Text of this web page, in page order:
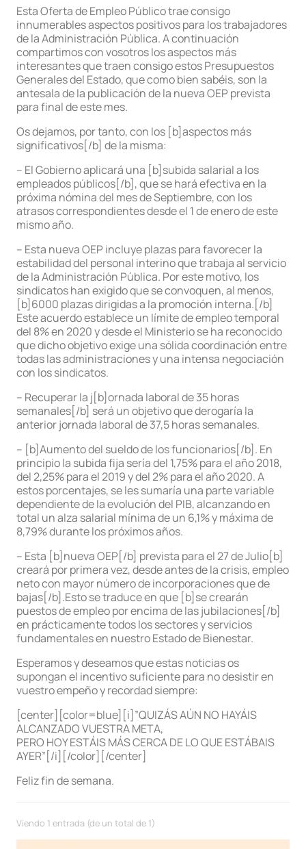
Esta Oferta de Empleo Público trae consigo
innumerables aspectos positivos para los trabajadores
de la Administración Pública. A continuación
compartimos con vosotros los aspectos más
interesantes que traen consigo estos Presupuestos
Generales del Estado, que como bien sabéis, son la
antesala de la publicación de la nueva OEP prevista
para final de este mes.
Os dejamos, por tanto, con los [b]aspectos más
significativos[/b] de la misma:
– El Gobierno aplicará una [b]subida salarial a los
empleados públicos[/b], que se hará efectiva en la
próxima nómina del mes de Septiembre, con los
atrasos correspondientes desde el 1 de enero de este
mismo año.
– Esta nueva OEP incluye plazas para favorecer la
estabilidad del personal interino que trabaja al servicio
de la Administración Pública. Por este motivo, los
sindicatos han exigido que se convoquen, al menos,
[b]6000 plazas dirigidas a la promoción interna.[/b]
Este acuerdo establece un límite de empleo temporal
del 8% en 2020 y desde el Ministerio se ha reconocido
que dicho objetivo exige una sólida coordinación entre
todas las administraciones y una intensa negociación
con los sindicatos.
– Recuperar la j[b]ornada laboral de 35 horas
semanales[/b] será un objetivo que derogaría la
anterior jornada laboral de 37,5 horas semanales.
– [b]Aumento del sueldo de los funcionarios[/b]. En
principio la subida fija sería del 1,75% para el año 2018,
del 2,25% para el 2019 y del 2% para el año 2020. A
estos porcentajes, se les sumaría una parte variable
dependiente de la evolución del PIB, alcanzando en
total un alza salarial mínima de un 6,1% y máxima de
8,79% durante los próximos años.
– Esta [b]nueva OEP[/b] prevista para el 27 de Julio[b]
creará por primera vez, desde antes de la crisis, empleo
neto con mayor número de incorporaciones que de
bajas[/b].Esto se traduce en que [b]se crearán
puestos de empleo por encima de las jubilaciones[/b]
en prácticamente todos los sectores y servicios
fundamentales en nuestro Estado de Bienestar.
Esperamos y deseamos que estas noticias os
supongan el incentivo suficiente para no desistir en
vuestro empeño y recordad siempre:
[center][color=blue][i]”QUIZÁS AÚN NO HAYÁIS
ALCANZADO VUESTRA META,
PERO HOY ESTÁIS MÁS CERCA DE LO QUE ESTÁBAIS
AYER”[/i][/color][/center]
Feliz fin de semana.
Viendo 1 entrada (de un total de 1)